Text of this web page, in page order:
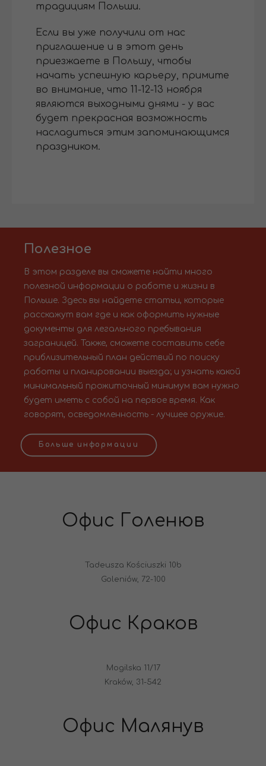
традициям Польши.
Если вы уже получили от нас
приглашение и в этот день
приезжаете в Польшу, чтобы
начать успешную карьеру, примите
во внимание, что 11-12-13 ноября
являются выходными днями - у вас
будет прекрасная возможность
насладиться этим запоминающимся
праздником.
Полезное
В этом разделе вы сможете найти много
полезной информации о работе и жизни в
Польше. Здесь вы найдете статьи, которые
расскажут вам где и как оформить нужные
документы для легального пребывания
заграницей. Также, сможете составить себе
приблизительный план действий по поиску
работы и планировании выезда; и узнать какой
минимальный прожиточный минимум вам нужно
будет иметь с собой на первое время. Как
говорят, осведомленность - лучшее оружие.
Больше информации
Офис Голенюв
Tadeusza Kościuszki 10b
Goleniów, 72-100
Офис Краков
Mogilska 11/17
Kraków, 31-542
Офис Малянув